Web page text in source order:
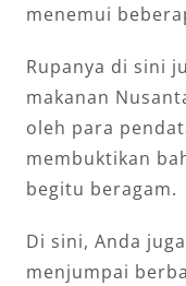
menemui
Rupanya di sini
makanan
oleh para
membuktikan
begitu beragam.
Di sini, Anda
menjumpai